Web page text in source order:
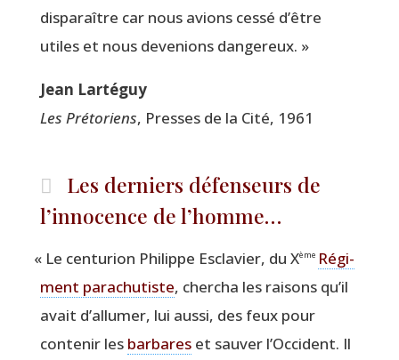
dis­pa­raître car nous avions ces­sé d’être
utiles et nous deve­nions dangereux. »
Jean Lar­té­guy
Les Pré­to­riens, Presses de la Cité, 1961
Les derniers défenseurs de
l’innocence de l’homme…
« Le cen­tu­rion Phi­lippe Escla­vier, du Xème Régi­
ment para­chu­tiste, cher­cha les rai­sons qu’il
avait d’allumer, lui aus­si, des feux pour
conte­nir les bar­bareset sau­ver l’Occident. Il